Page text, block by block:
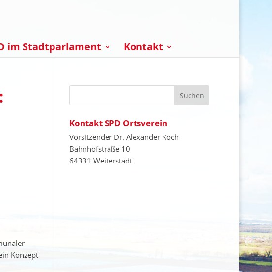
im Stadtparlament Kontakt
Konzept
Kontakt SPD Ortsverein
Vorsitzender Dr. Alexander Koch
Bahnhofstraße 10
64331 Weiterstadt